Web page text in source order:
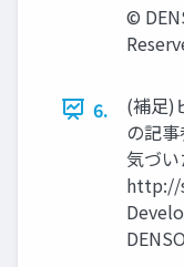
©
6.
(補足)
の記
気づ
http://